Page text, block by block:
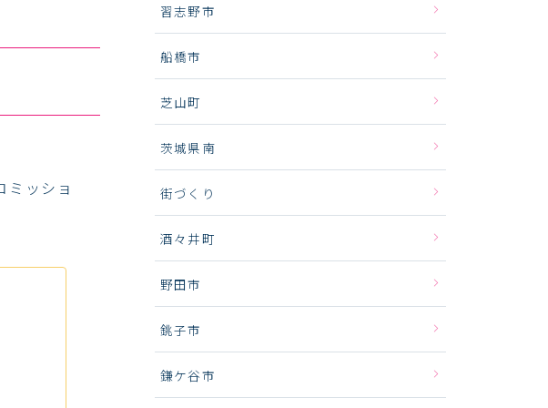
ッショ
習志野市
船橋市
芝山町
茨城県南
街づくり
酒々井町
野田市
銚子市
鎌ケ谷市